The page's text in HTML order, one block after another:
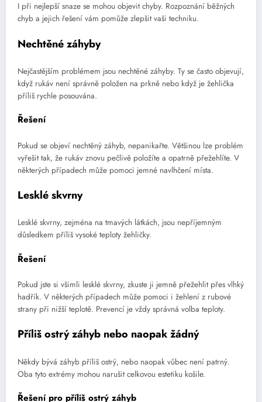
I při nejlepší snaze se mohou objevit chyby. Rozpoznání běžných
chyb a jejich řešení vám pomůže zlepšit vaši techniku.
Nechtěné záhyby
Nejčastějším problémem jsou nechtěné záhyby. Ty se často objevují,
když rukáv není správně položen na prkně nebo když je žehlička
příliš rychle posouvána.
Řešení
Pokud se objeví nechtěný záhyb, nepanikařte. Většinou lze problém
vyřešit tak, že rukáv znovu pečlivě položíte a opatrně přežehlíte. V
některých případech může pomoci jemné navlhčení místa.
Lesklé skvrny
Lesklé skvrny, zejména na tmavých látkách, jsou nepříjemným
důsledkem příliš vysoké teploty žehličky.
Řešení
Pokud jste si všimli lesklé skvrny, zkuste ji jemně přežehlit přes vlhký
hadřík. V některých případech může pomoci i žehlení z rubové
strany při nižší teplotě. Prevencí je vždy správná volba teploty.
Příliš ostrý záhyb nebo naopak žádný
Někdy bývá záhyb příliš ostrý, nebo naopak vůbec není patrný.
Oba tyto extrémy mohou narušit celkovou estetiku košile.
Řešení pro příliš ostrý záhyb